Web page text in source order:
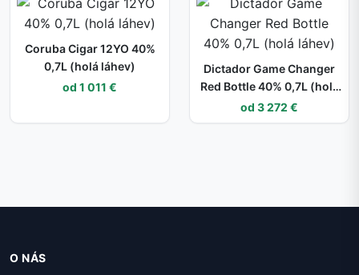
Coruba Cigar 12YO 40%
0,7L (holá láhev)
od 1 011 €
Dictador Game Changer
Red Bottle 40% 0,7L (holá
láhev)
od 3 272 €
O NÁS